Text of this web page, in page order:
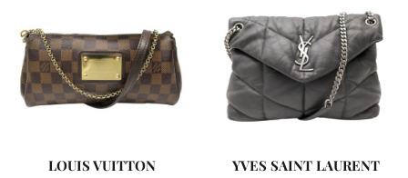
LOUIS VUITTON YVES SAINT LAURENT